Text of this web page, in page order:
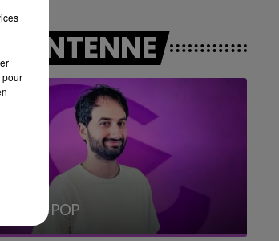
L'ANTENNE
RADIO POP
pour